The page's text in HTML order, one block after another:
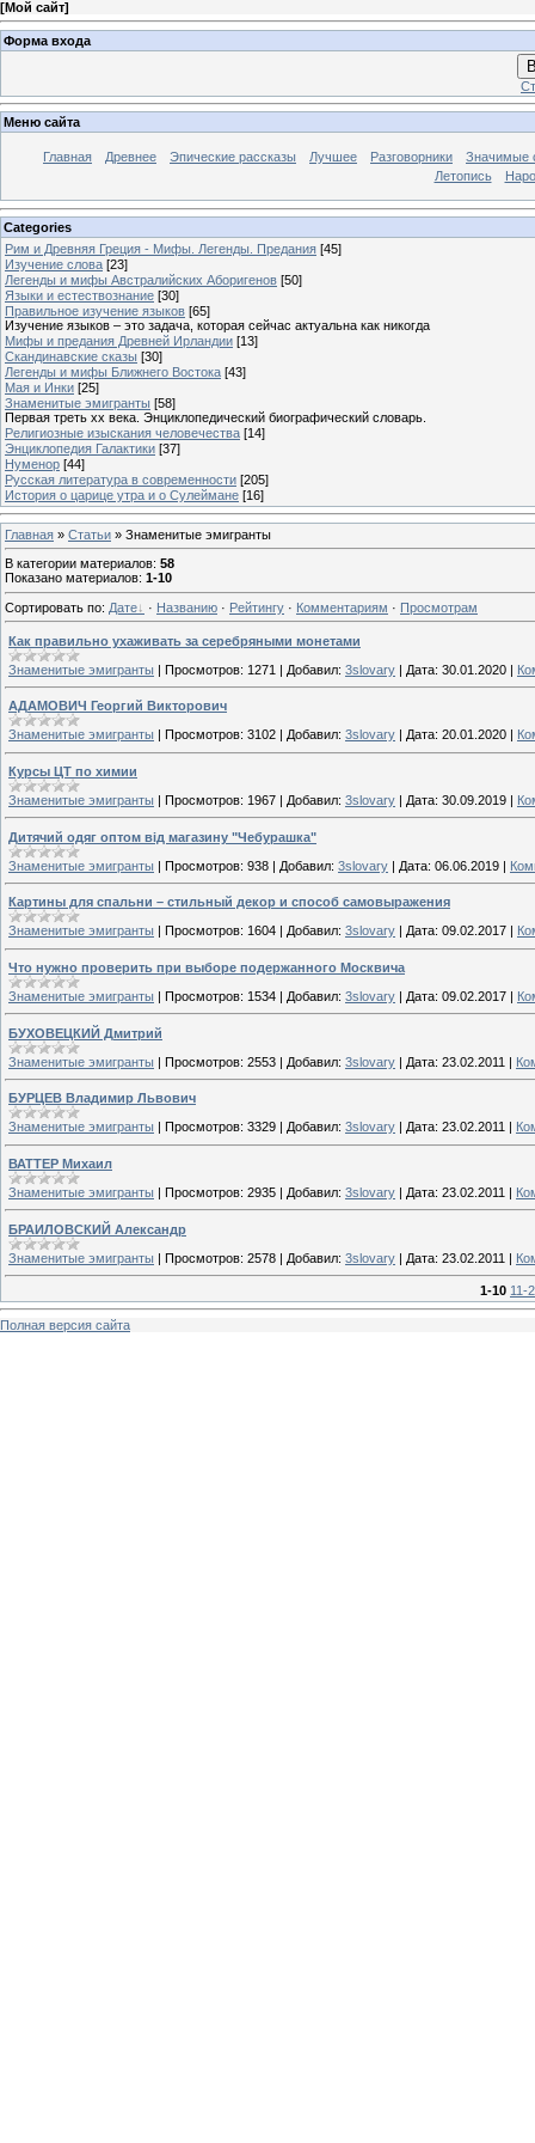
[Мой сайт]
Форма входа
Меню сайта
Главная Древнее Эпические рассказы Лучшее Разговорники
Значимые
Летопись
Categories
Рим и Древняя Греция - Мифы. Легенды. Предания [45]
Изучение слова [23]
Легенды и мифы Австралийских Аборигенов [50]
Языки и естествознание [30]
Правильное изучение языков [65]
Изучение языков – это задача, которая сейчас актуальна как никогда
Мифы и предания Древней Ирландии [13]
Скандинавские сказы [30]
Легенды и мифы Ближнего Востока [43]
Мая и Инки [25]
Знаменитые эмигранты [58]
Первая треть xx века. Энциклопедический биографический словарь.
Религиозные изыскания человечества [14]
Энциклопедия Галактики [37]
Нуменор [44]
Русская литература в современности [205]
История о царице утра и о Сулеймане [16]
Главная » Статьи » Знаменитые эмигранты
В категории материалов: 58
Показано материалов: 1-10
Сортировать по: Дате · Названию · Рейтингу · Комментариям · Просмотрам
Как правильно ухаживать за серебряными монетами
Знаменитые эмигранты | Просмотров: 1271 | Добавил: 3slovary | Дата: 30.01.2020 |
АДАМОВИЧ Георгий Викторович
Знаменитые эмигранты
Просмотров: 3102 Добавил: 3slovary Дата: 20.01.2020
Курсы ЦТ по химии
Знаменитые эмигранты | Просмотров: 1967 | Добавил: 3slovary | Дата: 30.09.2019 |
Дитячий одяг оптом від магазину "Чебурашка"
Знаменитые эмигранты | Просмотров: 938 | Добавил: 3slovary | Дата: 06.06.2019 |
Картины для спальни – стильный декор и способ самовыражения
Знаменитые эмигранты
Просмотров: 1604 Добавил: 3slovary Дата: 09.02.2017
Что нужно проверить при выборе подержанного Москвича
Знаменитые эмигранты | Просмотров: 1534 | Добавил: 3slovary | Дата: 09.02.2017 |
БУХОВЕЦКИЙ Дмитрий
Знаменитые эмигранты | Просмотров: 2553 | Добавил: 3slovary | Дата: 23.02.2011 |
БУРЦЕВ Владимир Львович
Знаменитые эмигранты | Просмотров: 3329 | Добавил: 3slovary | Дата: 23.02.2011 |
ВАТТЕР Михаил
Знаменитые эмигранты | Просмотров: 2935 | Добавил: 3slovary | Дата: 23.02.2011 |
БРАИЛОВСКИЙ Александр
Знаменитые эмигранты | Просмотров: 2578 | Добавил: 3slovary | Дата: 23.02.2011 |
1-10 11-
Полная версия сайта